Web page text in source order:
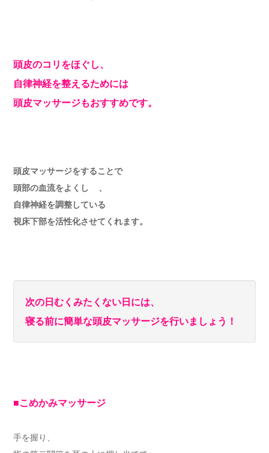
頭皮のコリをほぐし、
自律神経を整えるためには
頭皮マッサージもおすすめです。
頭皮マッサージをすることで
頭部の血流をよくし 、
自律神経を調整している
視床下部を活性化させてくれます。
次の日むくみたくない日には、
寝る前に簡単な頭皮マッサージを行いましょう！
■こめかみマッサージ
手を握り、